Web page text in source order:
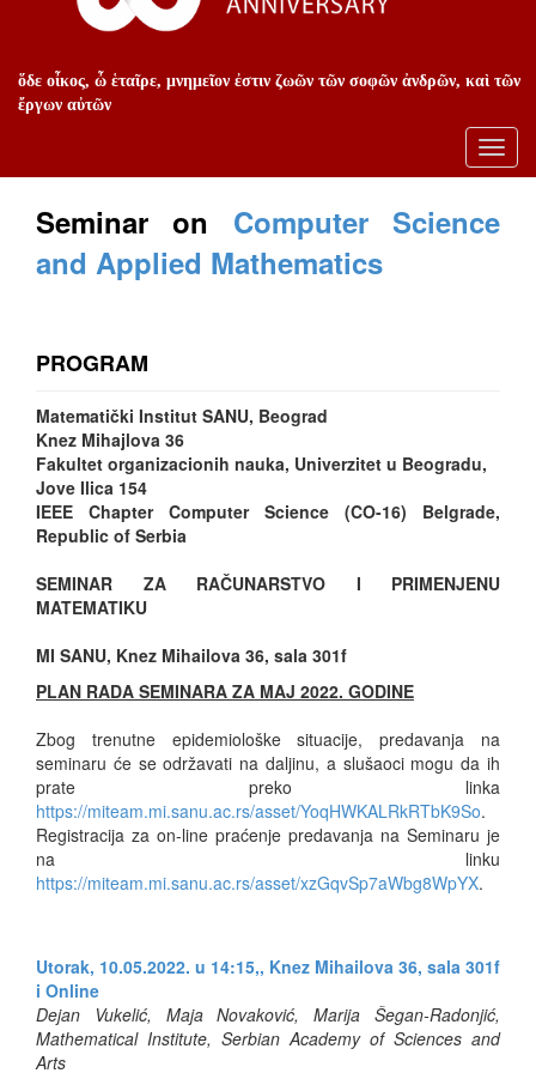
ὅδε οἶκος, ὦ ἑταῖρε, μνημεῖον ἐστιν ζωῶν τῶν σοφῶν ἀνδρῶν, καὶ τῶν
ἔργων αὐτῶν
Seminar on Computer Science
and Applied Mathematics
PROGRAM
Matematički Institut SANU, Beograd
Knez Mihajlova 36
Fakultet organizacionih nauka, Univerzitet u Beogradu,
Jove Ilica 154
IEEE Chapter Computer Science (CO-16) Belgrade,
Republic of Serbia
SEMINAR ZA RAČUNARSTVO I PRIMENJENU
MATEMATIKU
MI SANU, Knez Mihailova 36, sala 301f
PLAN RADA SEMINARA ZA MAJ 2022. GODINE
Zbog trenutne epidemiološke situacije, predavanja na
seminaru će se održavati na daljinu, a slušaoci mogu da ih
prate preko linka
https://miteam.mi.sanu.ac.rs/asset/YoqHWKALRkRTbK9So.
Registracija za on-line praćenje predavanja na Seminaru je
na linku
https://miteam.mi.sanu.ac.rs/asset/xzGqvSp7aWbg8WpYX.
Utorak, 10.05.2022. u 14:15,, Knez Mihailova 36, sala 301f
i Online
Dejan Vukelić, Maja Novaković, Marija Šegan-Radonjić,
Mathematical Institute, Serbian Academy of Sciences and
Arts